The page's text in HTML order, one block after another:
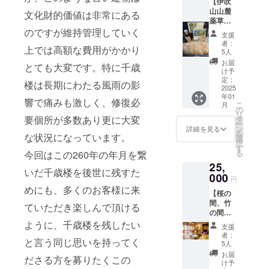
文化財的価値は非常にある
のですが維持管理していく
上では高額な費用がかかり
とても大変です。特に千歳
楼は長期にわたる風雨の影
響で痛みも激しく、修復必
要個所が多数あり更に大変
な状況になっています。
今回はこの260年の年月を繋
いだ千歳楼を後世に残すた
めにも、多くのお客様に来
ていただき楽しんで頂ける
ように、千歳楼を残したい
と言う同じ思いを持ってく
ださる方を募りたくこの
家庭の
お風呂
で千歳
楼と同
じ薬草
風呂を
お楽し
みくだ
さい。
発送
は2025
年1月以
りま
す。
には明
治、大
正、昭
和初期
を通じ
て多く
の著名
な方が
訪問し
てくだ
さって
いま
そのな
かで宿
物に書
や絵画
を残し
てくだ
さって
いる方
がい
らっ
しゃい
ます。
今回
オリジ
ナル
トート
バッグ
をお送
りしま
す。 ・
サイ
ズ：幅
38㎝、
高さ41
㎝、マ
チ6㎝、
持ち手
30㎝＊
2.5㎝ ・
や茶色
がかっ
た白
（写真
のトー
トバッ
グの色
になり
ます）
・材
質：厚
旨ご記
入くだ
さい）
・掲
載期
間：
2025年
以降
（建物
が存在
する限
り）
・掲
載方
ご支援
頂いた
皆様全
員のお
名前
（個人
名、法
人名）
を記念
プレー
トにし
て松の
間に飾
らせて
へ希望
記載名
をご記
入くだ
さい
（ご辞
退され
る場合
はその
旨ご記
入くだ
山山麓
薬草製
品及び
お米
セット
のご自
宅体験
プラ
ン】 ■
心から
の感謝
の気持
ちを込
めお礼
のメー
信させ
ていた
だきま
す。 ■
ご支援
頂いた
皆様全
員のお
名前
（個人
名、法
支援
者：
5人
お届
け予
定：
2025
年01
月
詳細を見る
こ
の
リ
タ
ー
ン
を
選
択
す
る
25,
000 円
【桜の
間、竹
の間、
藤の間
いずれ
かのお
部屋ご
宿泊プ
支援
者：
5人
お届
け予